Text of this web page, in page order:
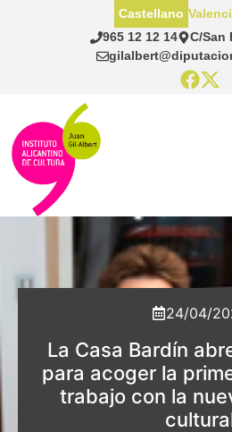
965 12 12 14
C/San
Castellano
24/04/
La Casa Bardín
para acoger la
trabajo con la